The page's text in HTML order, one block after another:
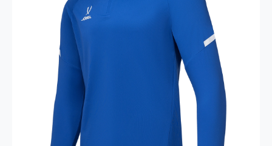
(33%)- сумма всех заказов за 6 месяцев
(36%)
- сумма всех заказов за 6 месяцев
(38%) - сумма всех заказов за 6 месяцев -